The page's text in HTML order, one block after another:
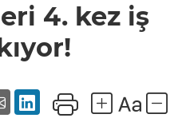
4. kez iş